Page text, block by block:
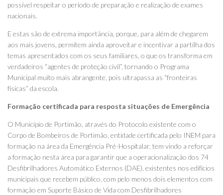
possível respeitar o período de preparação e realização de exames
nacionais.
E estas são de extrema importância, porque, para além de chegarem
aos mais jovens, permitem ainda aproveitar e incentivar a partilha dos
temas apresentados com os seus familiares, o que os transforma em
verdadeiros “agentes de proteção civil”, tornando o Programa
Municipal muito mais abrangente, pois ultrapassa as “fronteiras
físicas” da escola.
Formação certificada para resposta situações de Emergência
O Município de Portimão, através do Protocolo existente com o
Corpo de Bombeiros de Portimão, entidade certificada pelo INEM para
formação na área da Emergência Pré-Hospitalar, tem vindo a reforçar
a formação nesta área para garantir que a operacionalização dos 74
Desfibrilhadores Automático Externos (DAE), existentes nos edifícios
municipais que recebem público, com pelo menos dois elementos com
formação em Suporte Básico de Vida com Desfibrilhadores